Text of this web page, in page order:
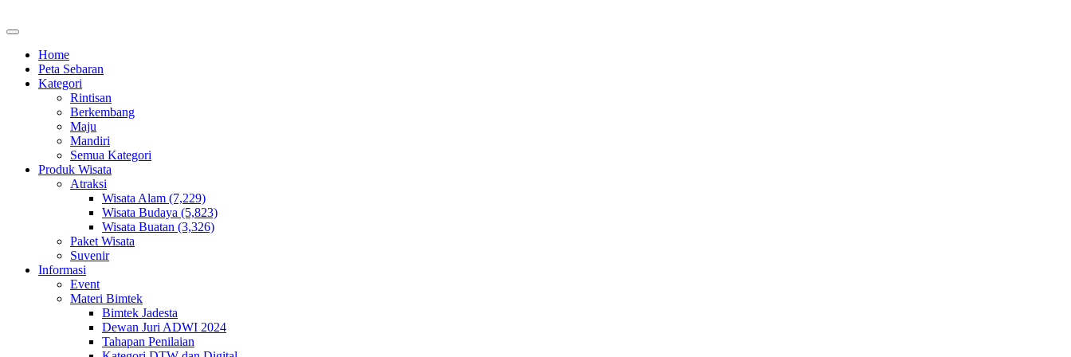
Home
Peta Sebaran
Kategori
Rintisan
Berkembang
Maju
Mandiri
Semua Kategori
Produk Wisata
Atraksi
Wisata Alam (7,229)
Wisata Budaya (5,823)
Wisata Buatan (3,326)
Paket Wisata
Suvenir
Informasi
Event
Materi Bimtek
Bimtek Jadesta
Dewan Juri ADWI 2024
Tahapan Penilaian